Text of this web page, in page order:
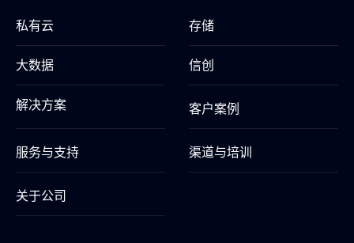
私有云 存储
大数据 信创
解决方案 客户案例
服务与支持 渠道与培训
关于公司